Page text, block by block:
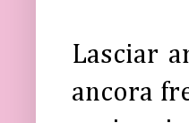
Lasciar
ancora